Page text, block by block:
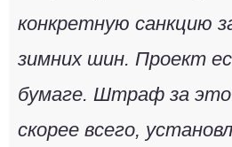
конкретную санкцию
зимних шин. Проект
бумаге. Штраф за
скорее всего,